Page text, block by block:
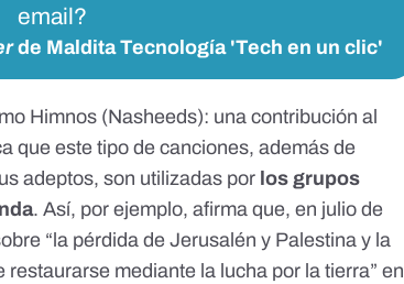
email?
de Maldita Tecnología 'Tech en un clic'
Himnos (Nasheeds): una contribución al
que este tipo de canciones, además de
adeptos, son utilizadas por los grupos
. Así, por ejemplo, afirma que, en julio de
“la pérdida de Jerusalén y Palestina y la
mediante la lucha por la tierra” en